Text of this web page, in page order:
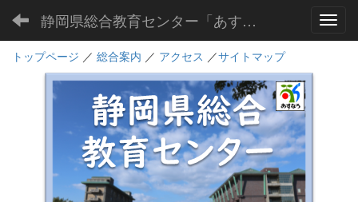
静岡県総合教育センター「あすなろ」
トップページ ／ 総合案内 ／ アクセス ／サイトマップ